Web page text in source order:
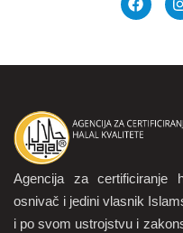
Agencija za certificiranje
osnivač i jedini vlasnik
i po svom ustrojstvu i